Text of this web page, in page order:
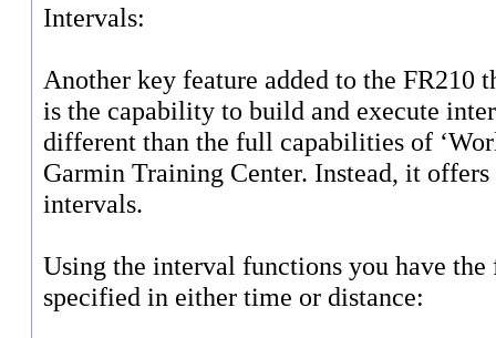
Intervals:
Another key feature added to the FR210
is the capability to build and execute
different than the full capabilities of
Garmin Training Center. Instead, it
intervals.
Using the interval functions you have
specified in either time or distance: